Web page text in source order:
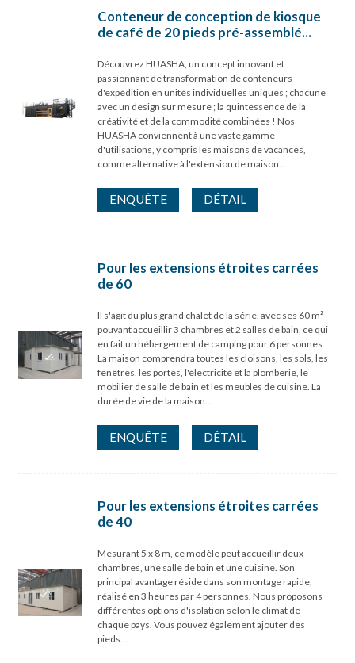
Conteneur de conception de kiosque
de café de 20 pieds pré-assemblé...
Découvrez HUASHA, un concept innovant et
passionnant de transformation de conteneurs
d'expédition en unités individuelles uniques ; chacune
avec un design sur mesure ; la quintessence de la
créativité et de la commodité combinées ! Nos
HUASHA conviennent à une vaste gamme
d'utilisations, y compris les maisons de vacances,
comme alternative à l'extension de maison...
ENQUÊTE DÉTAIL
Pour les extensions étroites carrées
de 60
Il s'agit du plus grand chalet de la série, avec ses 60 m²
pouvant accueillir 3 chambres et 2 salles de bain, ce qui
en fait un hébergement de camping pour 6 personnes.
La maison comprendra toutes les cloisons, les sols, les
fenêtres, les portes, l'électricité et la plomberie, le
mobilier de salle de bain et les meubles de cuisine. La
durée de vie de la maison…
ENQUÊTE DÉTAIL
Pour les extensions étroites carrées
de 40
Mesurant 5 x 8 m, ce modèle peut accueillir deux
chambres, une salle de bain et une cuisine. Son
principal avantage réside dans son montage rapide,
réalisé en 3 heures par 4 personnes. Nous proposons
différentes options d'isolation selon le climat de
chaque pays. Vous pouvez également ajouter des
pieds…